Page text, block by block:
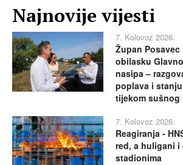
Najnovije vijesti
7. Kolovoz 2026.
Župan Posavec
obilasku
nasipa –
poplava i
tijekom sušnog
7. Kolovoz 2026.
Reagiranja -
red, a huligani i
stadionima